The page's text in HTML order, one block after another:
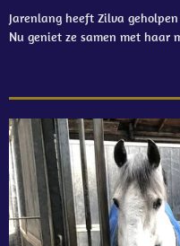
Jarenlang heeft Zilva
Nu geniet ze samen met haar